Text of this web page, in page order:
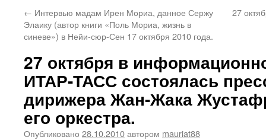
← Интервью мадам Ирен Мориа, данное Сержу
Элаику (автор книги «Поль Мориа, жизнь в
синеве») в Нейи-сюр-Сен 17 октября 2010 года.
27
27 октября в
ИТАР-ТАСС состоялась
дирижера Жан-Жака
его оркестра.
Опубликовано 28.10.2010автором mauriat88